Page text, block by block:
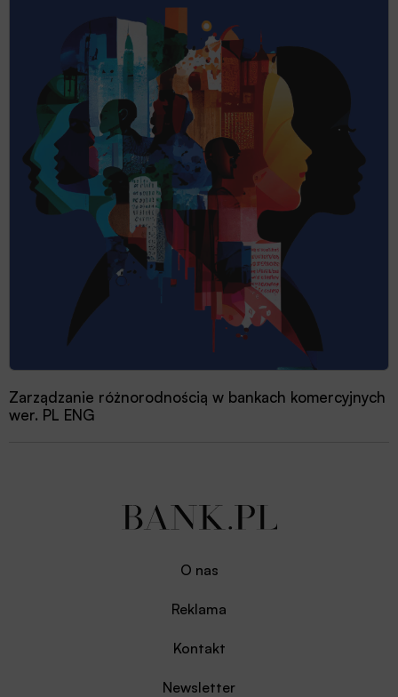
Zarządzanie różnorodnością w bankach komercyjnych
wer. PL ENG
O nas
Reklama
Kontakt
Newsletter